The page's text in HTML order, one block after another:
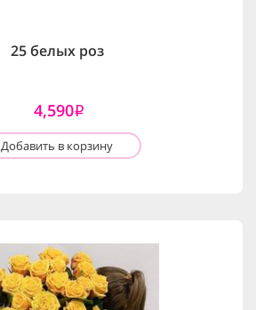
25 белых роз
4,590i
Добавить в корзину